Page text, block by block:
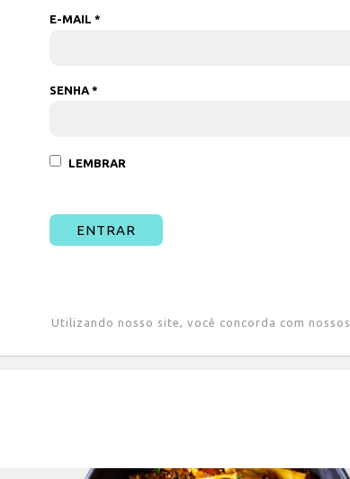
E-MAIL *
SENHA *
LEMBRAR
ENTRAR
Utilizando nosso site, você concorda com nossos